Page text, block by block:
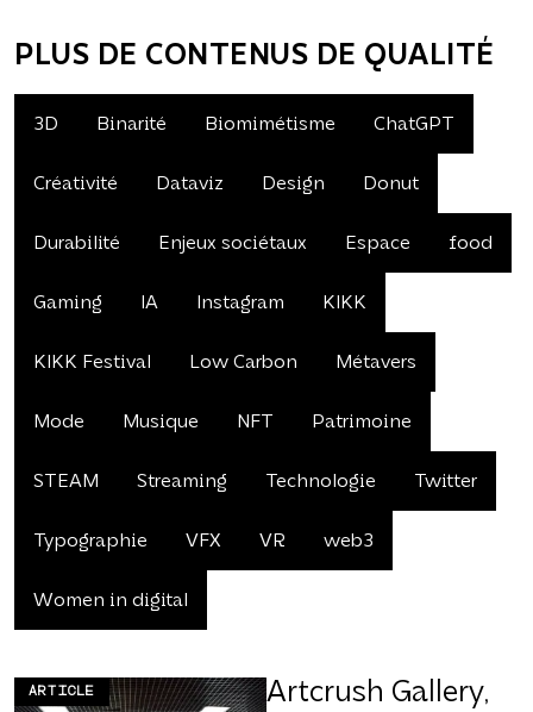
PLUS DE CONTENUS DE QUALITÉ
3D Binarité Biomimétisme ChatGPT
Créativité Dataviz Design Donut
Durabilité Enjeux sociétaux Espace food
Gaming IA Instagram KIKK
KIKK Festival Low Carbon Métavers
Mode Musique NFT Patrimoine
STEAM Streaming Technologie Twitter
Typographie VFX VR web3
Women in digital
ARTICLE Artcrush Gallery,